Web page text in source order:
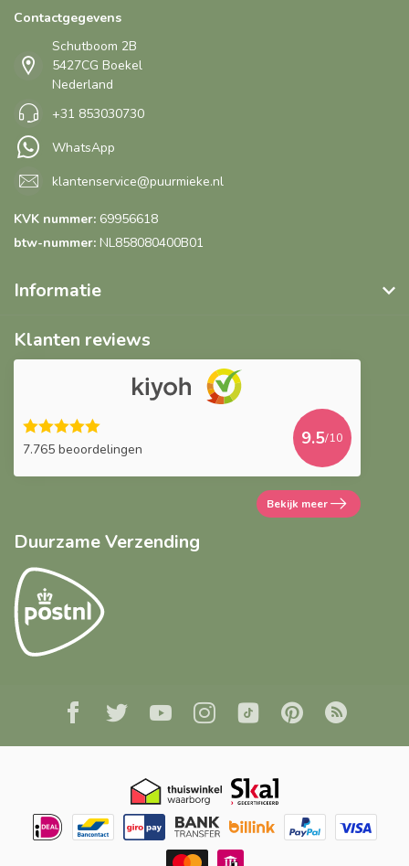
Contactgegevens
Schutboom 2B
5427CG Boekel
Nederland
+31 853030730
WhatsApp
klantenservice@puurmieke.nl
KVK nummer: 69956618
btw-nummer: NL858080400B01
Informatie
Klanten reviews
7.765 beoordelingen
9.5/10
Bekijk meer
Duurzame Verzending